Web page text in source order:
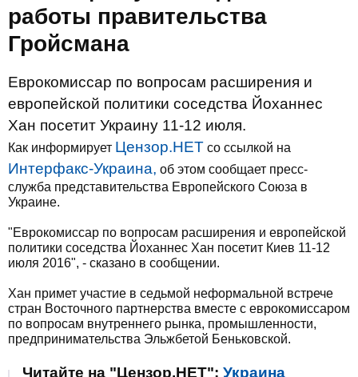
работы правительства
Гройсмана
Еврокомиссар по вопросам расширения и
европейской политики соседства Йоханнес
Хан посетит Украину 11-12 июля.
Как информирует Цензор.НЕТ со ссылкой на
Интерфакс-Украина, об этом сообщает пресс-
служба представительства Европейского Союза в
Украине.
"Еврокомиссар по вопросам расширения и европейской
политики соседства Йоханнес Хан посетит Киев 11-12
июля 2016", - сказано в сообщении.
Хан примет участие в седьмой неформальной встрече
стран Восточного партнерства вместе с еврокомиссаром
по вопросам внутреннего рынка, промышленности,
предпринимательства Эльжбетой Беньковской.
Читайте на "Цензор.НЕТ": Украина